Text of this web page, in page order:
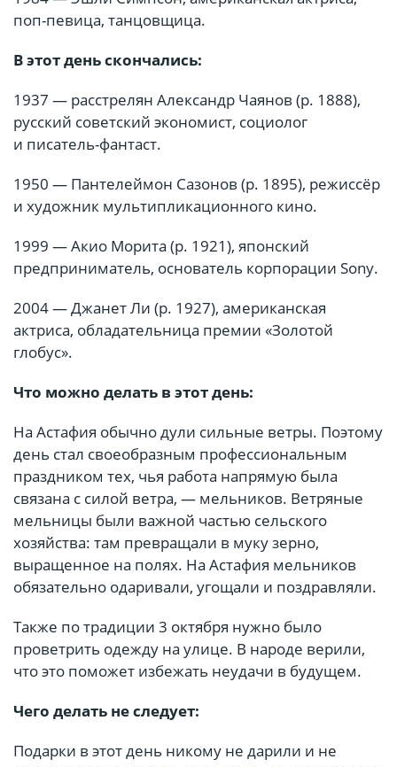
поп-певица, танцовщица.
В этот день скончались:
1937 — расстрелян Александр Чаянов (р. 1888),
русский советский экономист, социолог
и писатель-фантаст.
1950 — Пантелеймон Сазонов (р. 1895), режиссёр
и художник мультипликационного кино.
1999 — Акио Морита (р. 1921), японский
предприниматель, основатель корпорации Sony.
2004 — Джанет Ли (р. 1927), американская
актриса, обладательница премии «Золотой
глобус».
Что можно делать в этот день:
На Астафия обычно дули сильные ветры. Поэтому
день стал своеобразным профессиональным
праздником тех, чья работа напрямую была
связана с силой ветра, — мельников. Ветряные
мельницы были важной частью сельского
хозяйства: там превращали в муку зерно,
выращенное на полях. На Астафия мельников
обязательно одаривали, угощали и поздравляли.
Также по традиции 3 октября нужно было
проветрить одежду на улице. В народе верили,
что это поможет избежать неудачи в будущем.
Чего делать не следует:
Подарки в этот день никому не дарили и не